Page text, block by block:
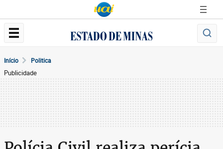
Início Politica
Publicidade